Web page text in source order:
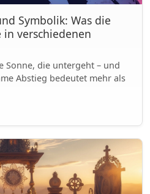
Symbolik: Was die
verschiedenen
Sonne, die untergeht – und
Abstieg bedeutet mehr als